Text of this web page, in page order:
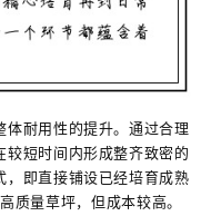
体耐用性的提升。通过合理
短时间内形成整齐致密的
，即直接铺设已经培育成熟
质量草坪，但成本较高。